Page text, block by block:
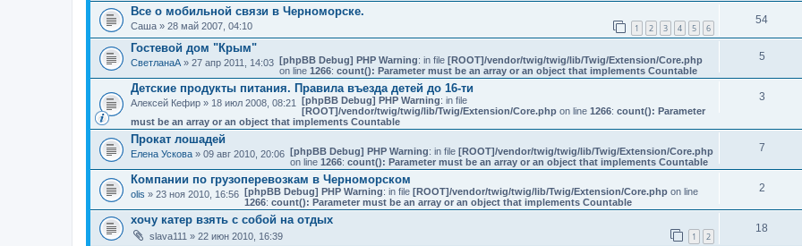
Все о мобильной связи в Черноморске.
Саша » 28 май 2007, 04:10 1 2 3 4 5 6
54
Гостевой дом "Крым"
СветланаА » 27 апр 2011, 14:03 [phpBB Debug] PHP Warning: in file [ROOT]/vendor/twig/twig/lib/Twig/Extension/Core.php
on line 1266: count(): Parameter must be an array or an object that implements Countable
5
Детские продукты питания. Правила въезда детей до 16-ти
Алексей Кефир » 18 июл 2008, 08:21 [phpBB Debug] PHP Warning: in file
[ROOT]/vendor/twig/twig/lib/Twig/Extension/Core.phpon line 1266: count(): Parameter
must be an array or an object that implements Countable
3
Прокат лошадей
Елена Ускова » 09 авг 2010, 20:06 [phpBB Debug] PHP Warning: in file [ROOT]/vendor/twig/twig/lib/Twig/Extension/Core.php
on line 1266: count(): Parameter must be an array or an object that implements Countable
7
Компании по грузоперевозкам в Черноморском
olis » 23 ноя 2010, 16:56 [phpBB Debug] PHP Warning: in file [ROOT]/vendor/twig/twig/lib/Twig/Extension/Core.phpon line
1266: count(): Parameter must be an array or an object that implements Countable
2
хочу катер взять с собой на отдых
slava111 » 22 июн 2010, 16:39 1 2
18